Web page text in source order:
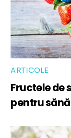
ARTICOLE
Fructele de
pentru